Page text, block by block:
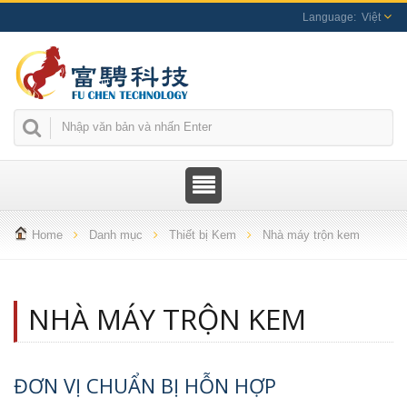
Việt
Home Danh mục Thiết bị Kem Nhà máy trộn kem
NHÀ MÁY TRỘN KEM
ĐƠN VỊ CHUẨN BỊ HỖN HỢP